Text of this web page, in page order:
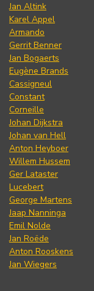
Jan Altink
Karel Appel
Armando
Gerrit Benner
Jan Bogaerts
Eugène Brands
Cassigneul
Constant
Corneille
Johan Dijkstra
Johan van Hell
Anton Heyboer
Willem Hussem
Ger Lataster
Lucebert
George Martens
Jaap Nanninga
Emil Nolde
Jan Roëde
Anton Rooskens
Jan Wiegers